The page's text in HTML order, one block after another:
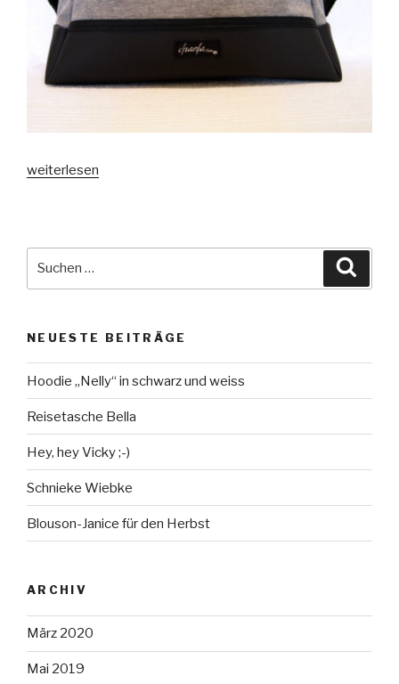
„Hey,
weiterlesen
NEUESTE BEITRÄGE
Hoodie „Nelly“ in schwarz und weiss
Reisetasche Bella
Hey, hey Vicky ;-)
Schnieke Wiebke
Blouson-Janice für den Herbst
ARCHIV
März 2020
Mai 2019